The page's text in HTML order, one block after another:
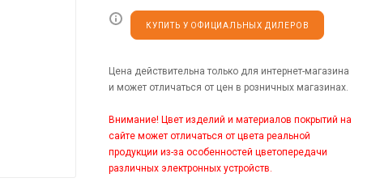
КУПИТЬ У ОФИЦИАЛЬНЫХ ДИЛЕРОВ
Цена действительна только для интернет-магазина
и может отличаться от цен в розничных магазинах.
Внимание! Цвет изделий и материалов покрытий на
сайте может отличаться от цвета реальной
продукции из-за особенностей цветопередачи
различных электронных устройств.